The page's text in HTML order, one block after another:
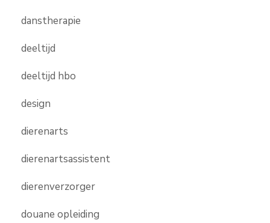
danstherapie
deeltijd
deeltijd hbo
design
dierenarts
dierenartsassistent
dierenverzorger
douane opleiding